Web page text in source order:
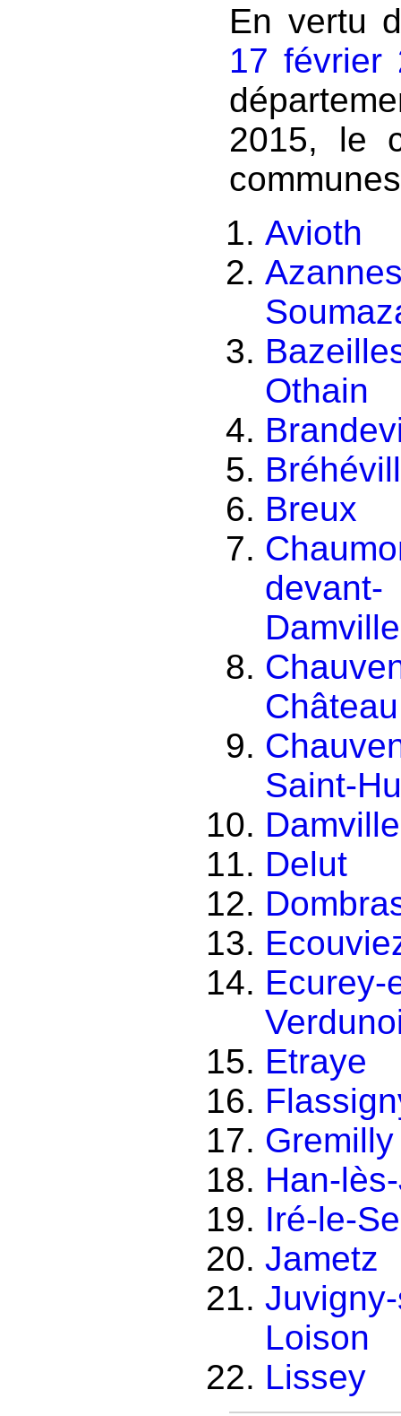
En vertu
17 février
2015, le
Avioth
Othain
Breux
devant-
Château
Saint-
Delut
Ecurey-
Etraye
Gremilly
Han-
Iré-le-
Jametz
Loison
Lissey